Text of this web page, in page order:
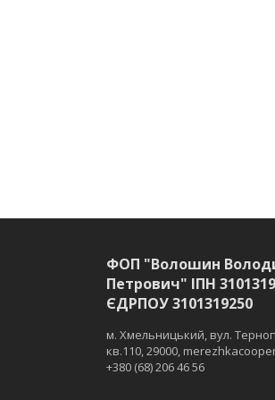
ФОП "Волошин
Петрович" ІПН
ЄДРПОУ 3101319250
м. Хмельницький, вул.
кв.110, 29000,
+380 (68) 206 46 56